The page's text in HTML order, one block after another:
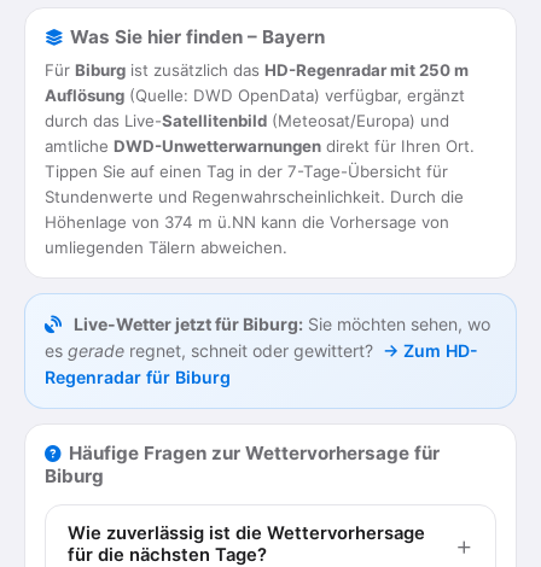
Was Sie hier finden – Bayern
Für Biburg ist zusätzlich das HD-Regenradar mit 250 m
Auflösung (Quelle: DWD OpenData) verfügbar, ergänzt
durch das Live-Satellitenbild (Meteosat/Europa) und
amtliche DWD-Unwetterwarnungen direkt für Ihren Ort.
Tippen Sie auf einen Tag in der 7-Tage-Übersicht für
Stundenwerte und Regenwahrscheinlichkeit. Durch die
Höhenlage von 374 m ü.NN kann die Vorhersage von
umliegenden Tälern abweichen.
Live-Wetter jetzt für Biburg: Sie möchten sehen, wo
es gerade regnet, schneit oder gewittert? → Zum HD-
Regenradar für Biburg
Häufige Fragen zur Wettervorhersage für
Biburg
Wie zuverlässig ist die Wettervorhersage
für die nächsten Tage?